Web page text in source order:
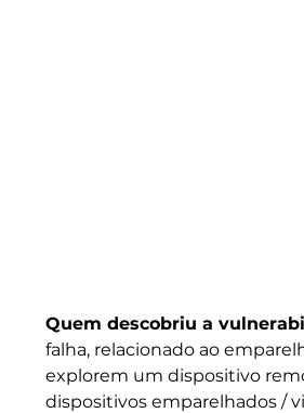
Quem descobriu a
falha, relacionado ao
explorem um dispositivo
dispositivos emparelhados /